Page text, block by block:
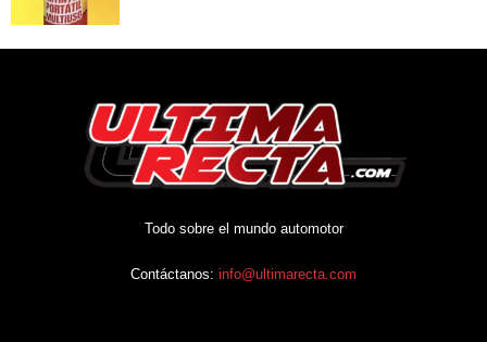
Todo sobre el mundo automotor
Contáctanos: info@ultimarecta.com